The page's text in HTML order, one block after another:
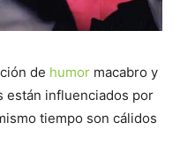
de humor macabro y
están influenciados por
tiempo son cálidos